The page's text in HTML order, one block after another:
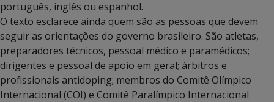
português, inglês ou espanhol.
O texto esclarece ainda quem são as pessoas que devem
seguir as orientações do governo brasileiro. São atletas,
preparadores técnicos, pessoal médico e paramédicos;
dirigentes e pessoal de apoio em geral; árbitros e
profissionais antidoping; membros do Comitê Olímpico
Internacional (COI) e Comitê Paralímpico Internacional